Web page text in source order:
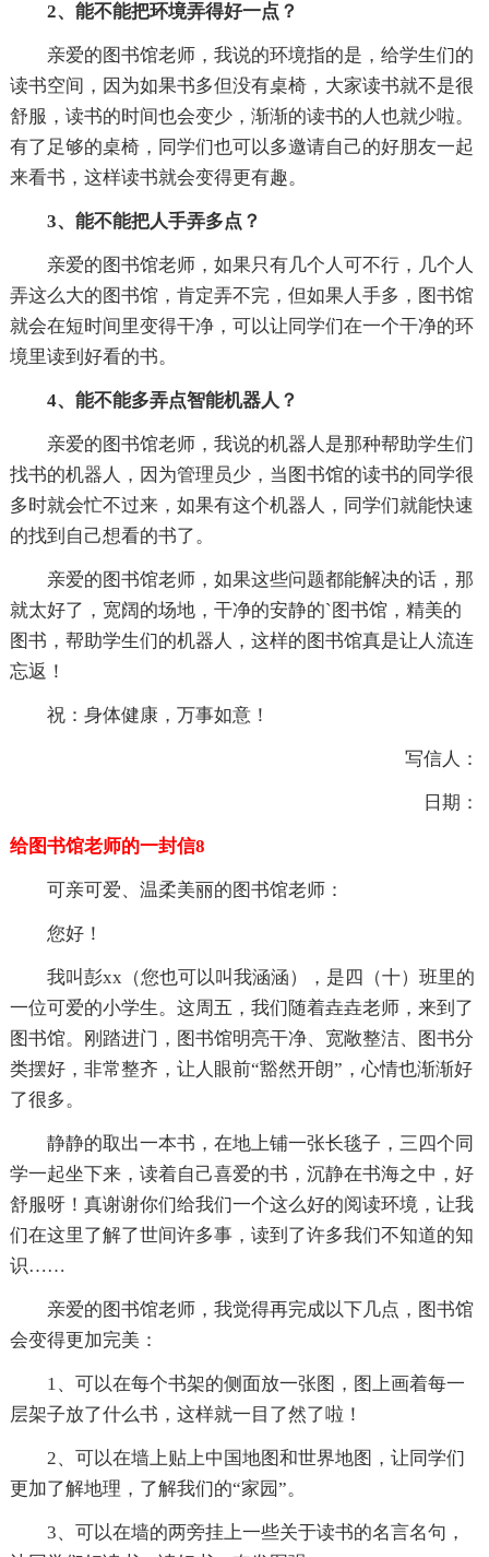
2、能不能把环境弄得好一点？
亲爱的图书馆老师，我说的环境指的是，给学生们的
读书空间，因为如果书多但没有桌椅，大家读书就不是很
舒服，读书的时间也会变少，渐渐的读书的人也就少啦。
有了足够的桌椅，同学们也可以多邀请自己的好朋友一起
来看书，这样读书就会变得更有趣。
3、能不能把人手弄多点？
亲爱的图书馆老师，如果只有几个人可不行，几个人
弄这么大的图书馆，肯定弄不完，但如果人手多，图书馆
就会在短时间里变得干净，可以让同学们在一个干净的环
境里读到好看的书。
4、能不能多弄点智能机器人？
亲爱的图书馆老师，我说的机器人是那种帮助学生们
找书的机器人，因为管理员少，当图书馆的读书的同学很
多时就会忙不过来，如果有这个机器人，同学们就能快速
的找到自己想看的书了。
亲爱的图书馆老师，如果这些问题都能解决的话，那
就太好了，宽阔的场地，干净的安静的`图书馆，精美的
图书，帮助学生们的机器人，这样的图书馆真是让人流连
忘返！
祝：身体健康，万事如意！
写信人：
日期：
给图书馆老师的一封信8
可亲可爱、温柔美丽的图书馆老师：
您好！
我叫彭xx（您也可以叫我涵涵），是四（十）班里的
一位可爱的小学生。这周五，我们随着垚垚老师，来到了
图书馆。刚踏进门，图书馆明亮干净、宽敞整洁、图书分
类摆好，非常整齐，让人眼前“豁然开朗”，心情也渐渐好
了很多。
静静的取出一本书，在地上铺一张长毯子，三四个同
学一起坐下来，读着自己喜爱的书，沉静在书海之中，好
舒服呀！真谢谢你们给我们一个这么好的阅读环境，让我
们在这里了解了世间许多事，读到了许多我们不知道的知
识……
亲爱的图书馆老师，我觉得再完成以下几点，图书馆
会变得更加完美：
1、可以在每个书架的侧面放一张图，图上画着每一
层架子放了什么书，这样就一目了然了啦！
2、可以在墙上贴上中国地图和世界地图，让同学们
更加了解地理，了解我们的“家园”。
3、可以在墙的两旁挂上一些关于读书的名言名句，